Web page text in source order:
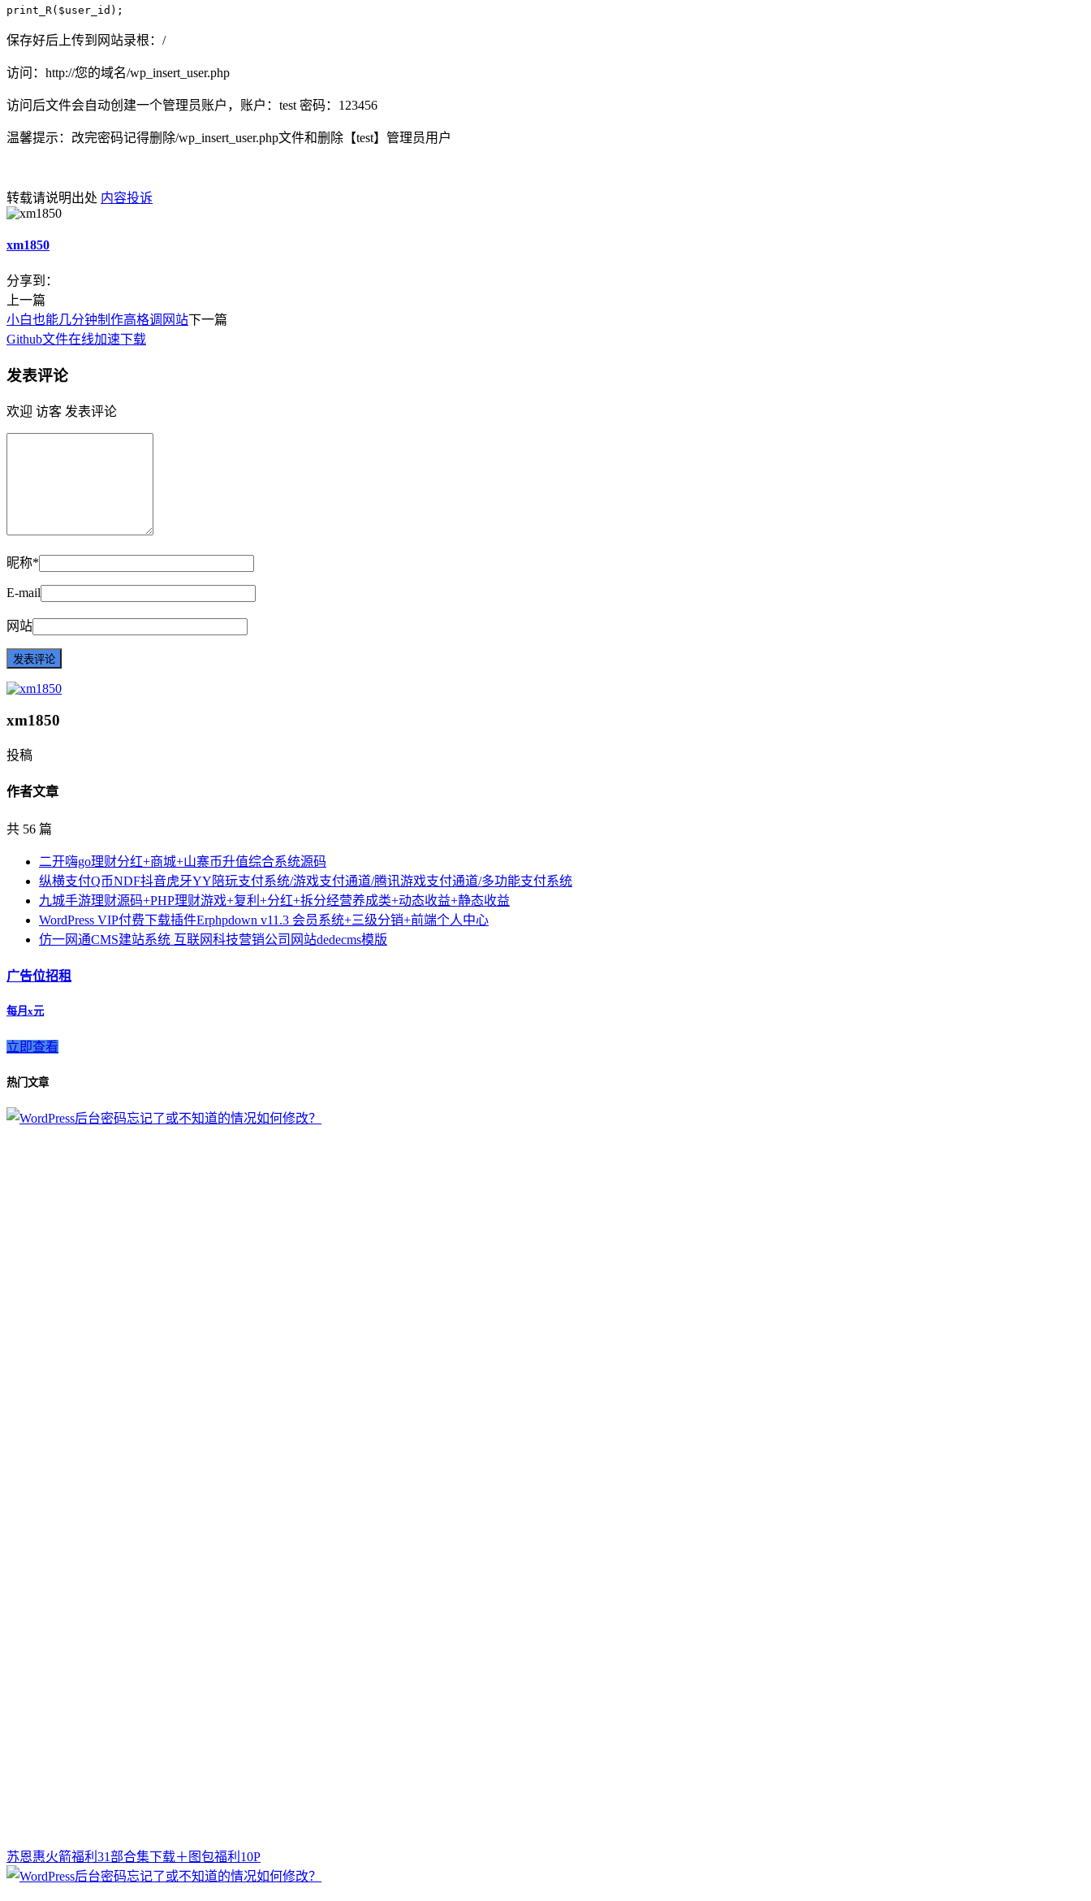
print_R($user_id);
保存好后上传到网站录根：/
访问：http://您的域名/wp_insert_user.php
访问后文件会自动创建一个管理员账户，账户：test 密码：123456
温馨提示：改完密码记得删除/wp_insert_user.php文件和删除【test】管理员用户
转载请说明出处 内容投诉
xm1850
分享到：
上一篇
小白也能几分钟制作高格调网站下一篇
Github文件在线加速下载
发表评论
欢迎 访客 发表评论
昵称*
E-mail
网站
xm1850
投稿
作者文章
共 56 篇
二开嗨go理财分红+商城+山寨币升值综合系统源码
纵横支付Q币NDF抖音虎牙YY陪玩支付系统/游戏支付通道/腾讯游戏支付通道/多功能支付系统
九城手游理财源码+PHP理财游戏+复利+分红+拆分经营养成类+动态收益+静态收益
WordPress VIP付费下载插件Erphpdown v11.3 会员系统+三级分销+前端个人中心
仿一网通CMS建站系统 互联网科技营销公司网站dedecms模版
广告位招租
每月x元
立即查看
热门文章
苏恩惠火箭福利31部合集下载＋图包福利10P